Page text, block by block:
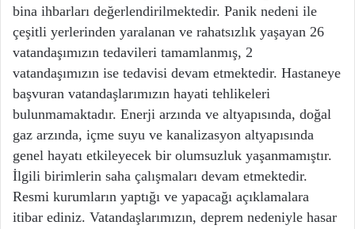
bina ihbarları değerlendirilmektedir. Panik nedeni ile
çeşitli yerlerinden yaralanan ve rahatsızlık yaşayan 26
vatandaşımızın tedavileri tamamlanmış, 2
vatandaşımızın ise tedavisi devam etmektedir. Hastaneye
başvuran vatandaşlarımızın hayati tehlikeleri
bulunmamaktadır. Enerji arzında ve altyapısında, doğal
gaz arzında, içme suyu ve kanalizasyon altyapısında
genel hayatı etkileyecek bir olumsuzluk yaşanmamıştır.
İlgili birimlerin saha çalışmaları devam etmektedir.
Resmi kurumların yaptığı ve yapacağı açıklamalara
itibar ediniz. Vatandaşlarımızın, deprem nedeniyle hasar